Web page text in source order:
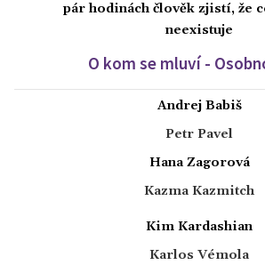
pár hodinách člověk zjistí, že
neexistuje
O kom se mluví -
Andrej Babiš
Petr Pavel
Hana Zagorová
Kazma Kazmitch
Kim Kardashian
Karlos Vémola